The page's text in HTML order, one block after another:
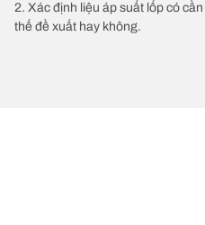
2. Xác định liệu áp suất lốp có
thế đề xuất hay không.